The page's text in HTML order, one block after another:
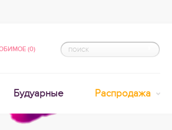
(0)
Будуарные Распродажа